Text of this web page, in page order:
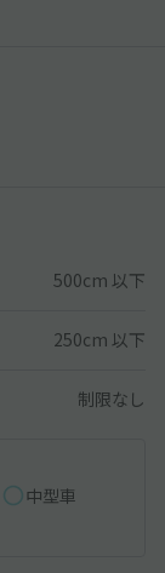
500cm 以下
250cm 以下
制限なし
中型車